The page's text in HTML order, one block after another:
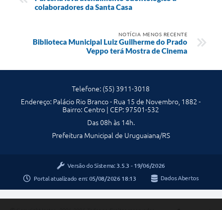
colaboradores da Santa Casa
NOTÍCIA MENOS RECENTE
Biblioteca Municipal Luiz Guilherme do Prado
Veppo terá Mostra de Cinema
Telefone: (55) 3911-3018
Endereço: Palácio Rio Branco - Rua 15 de Novembro, 1882 -
Bairro: Centro | CEP: 97501-532
Das 08h às 14h.
Prefeitura Municipal de Uruguaiana/RS
Versão do Sistema: 3.5.3 - 19/06/2026
Portal atualizado em: 05/08/2026 18:13 Dados Abertos